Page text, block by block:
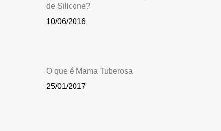
de Silicone?
10/06/2016
O que é Mama Tuberosa
25/01/2017